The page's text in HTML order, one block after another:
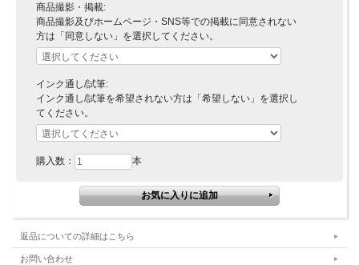
商品撮影・掲載:
商品撮影及びホームページ・SNS等での掲載に同意されない
方は「同意しない」を選択してください。
インク通し/試筆:
インク通し/試筆を希望されない方は「希望しない」を選択し
てください。
購入数： 本
返品についての詳細はこちら
お問い合わせ